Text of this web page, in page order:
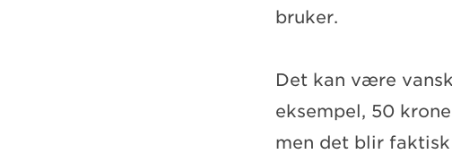
bruker.
Det kan være
eksempel, 50
men det blir